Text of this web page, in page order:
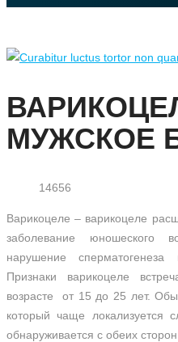
МУЖСКОЕ
14656
Варикоцеле – варикоцеле
заболевание юношеского
нарушение
Признаки варикоцеле
возрасте от 15 до 25 лет.
который чаще локализуется
обнаруживается с обеих